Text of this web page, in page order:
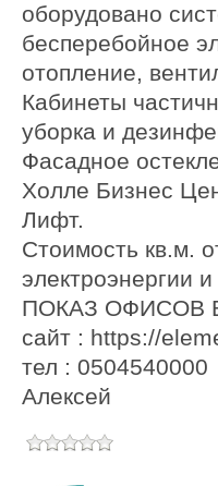
оборудовано
бесперебойное
отопление,
Кабинеты
уборка и
Фасадное
Холле Бизнес
Лифт.
Стоимость кв.м.
электроэнергии
ПОКАЗ ОФИСОВ
сайт : https://
тел : 0504540000
Алексей